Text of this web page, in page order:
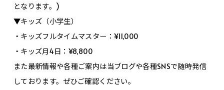
となります。)
▼キッズ（小学生）
・キッズフルタイムマスター：¥11,000
・キッズ月4日：¥8,800
また最新情報や各種ご案内は当ブログや各種SNSで随時発信
しております。ぜひご確認ください。